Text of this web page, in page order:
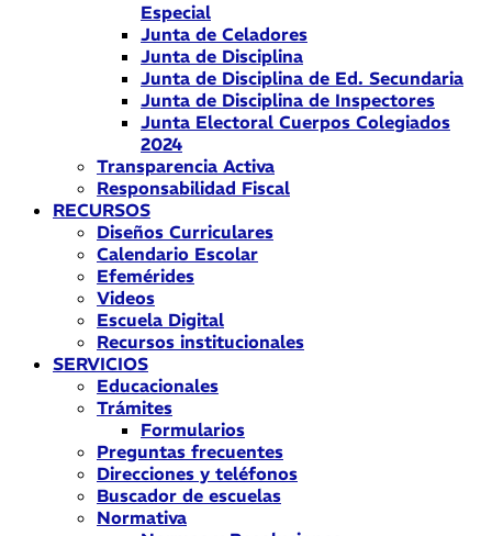
Especial
Junta de Celadores
Junta de Disciplina
Junta de Disciplina de Ed. Secundaria
Junta de Disciplina de Inspectores
Junta Electoral Cuerpos Colegiados
2024
Transparencia Activa
Responsabilidad Fiscal
RECURSOS
Diseños Curriculares
Calendario Escolar
Efemérides
Videos
Escuela Digital
Recursos institucionales
SERVICIOS
Educacionales
Trámites
Formularios
Preguntas frecuentes
Direcciones y teléfonos
Buscador de escuelas
Normativa